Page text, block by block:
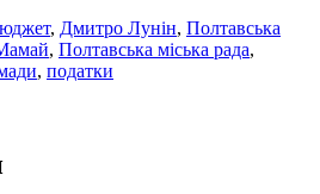
, Дмитро Лунін, Полтавська
, Полтавська міська рада,
, податки